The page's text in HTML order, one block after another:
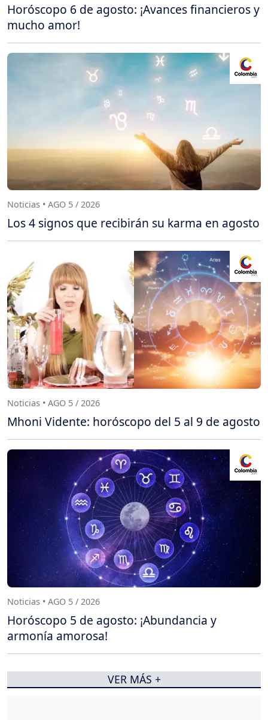
Horóscopo 6 de agosto: ¡Avances financieros y
mucho amor!
Noticias • AGO 5 / 2026
Los 4 signos que recibirán su karma en agosto
Noticias • AGO 5 / 2026
Mhoni Vidente: horóscopo del 5 al 9 de agosto
Noticias • AGO 5 / 2026
Horóscopo 5 de agosto: ¡Abundancia y
armonía amorosa!
VER MÁS +